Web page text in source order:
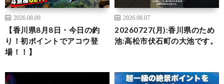
2026.08.09
【香川県8月8日・今日の釣
り！初ポイントでアコウ登
場！！】
2026.08.07
20260727(月):香川県のため
池:高松市伏石町の大池です。